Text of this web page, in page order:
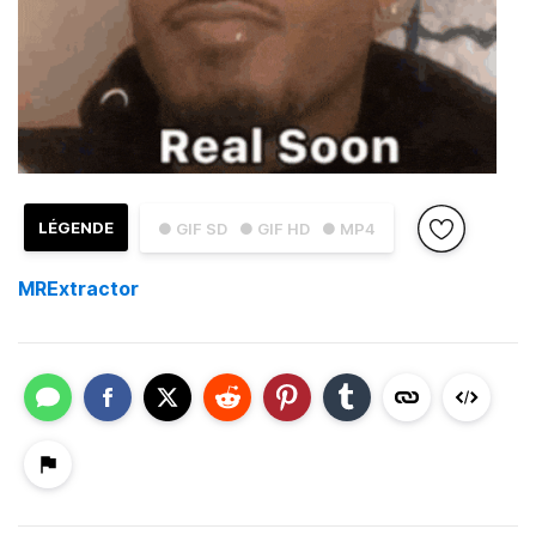
● GIF SD ● GIF HD ● MP4
LÉGENDE
MRExtractor